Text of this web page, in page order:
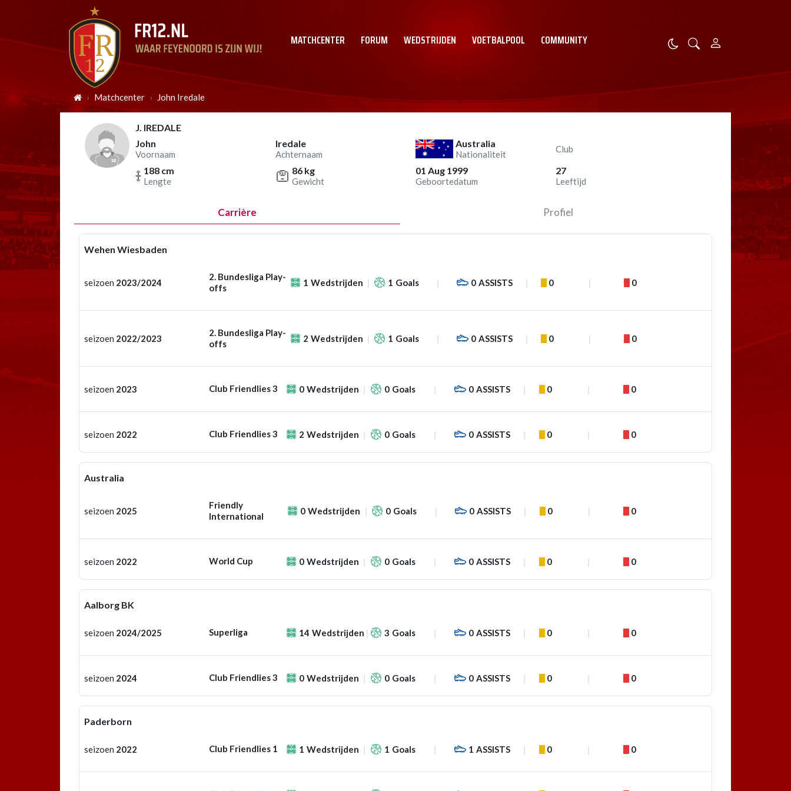
MATCHCENTER FORUM WEDSTRIJDEN VOETBALPOOL COMMUNITY
Matchcenter John Iredale
J. IREDALE
John
Voornaam
Iredale
Achternaam
Australia
Nationaliteit
Club
188 cm
Lengte
86 kg
Gewicht
01 Aug 1999
Geboortedatum
27
Leeftijd
Carrière Profiel
Wehen Wiesbaden
seizoen 2023/2024
2. Bundesliga Play-
offs
1 Wedstrijden 1 Goals 0 ASSISTS 0 0
seizoen 2022/2023
2. Bundesliga Play-
offs
2 Wedstrijden 1 Goals 0 ASSISTS 0 0
seizoen 2023 Club Friendlies 3 0 Wedstrijden 0 Goals 0 ASSISTS 0 0
seizoen 2022 Club Friendlies 3 2 Wedstrijden 0 Goals 0 ASSISTS 0 0
Australia
seizoen 2025
Friendly
International
0 Wedstrijden 0 Goals 0 ASSISTS 0 0
seizoen 2022 World Cup 0 Wedstrijden 0 Goals 0 ASSISTS 0 0
Aalborg BK
seizoen 2024/2025 Superliga 14 Wedstrijden 3 Goals 0 ASSISTS 0 0
seizoen 2024 Club Friendlies 3 0 Wedstrijden 0 Goals 0 ASSISTS 0 0
Paderborn
seizoen 2022 Club Friendlies 1 1 Wedstrijden 1 Goals 1 ASSISTS 0 0